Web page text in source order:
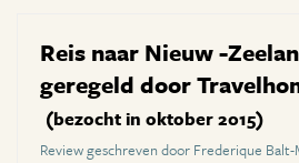
Reis naar Nieuw -
geregeld door
(bezocht in oktober 2015)
Review geschreven door Frederique Balt-